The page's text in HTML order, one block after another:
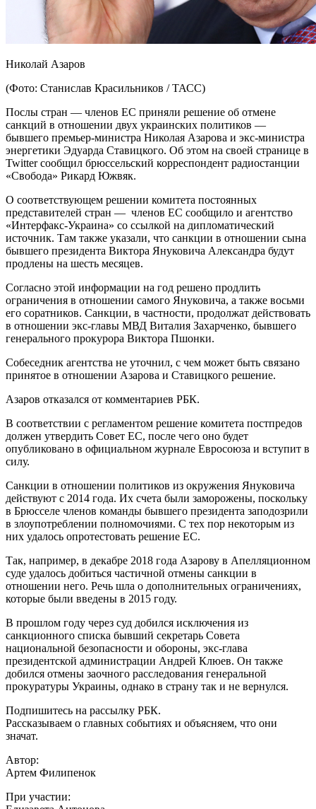
Николай Азаров
(Фото: Станислав Красильников / ТАСС)
Послы стран — членов ЕС приняли решение об отмене
санкций в отношении двух украинских политиков —
бывшего премьер-министра Николая Азарова и экс-министра
энергетики Эдуарда Ставицкого. Об этом на своей странице в
Twitter сообщил брюссельский корреспондент радиостанции
«Свобода» Рикард Южвяк.
О соответствующем решении комитета постоянных
представителей стран — членов ЕС сообщило и агентство
«Интерфакс-Украина» со ссылкой на дипломатический
источник. Там также указали, что санкции в отношении сына
бывшего президента Виктора Януковича Александра будут
продлены на шесть месяцев.
Согласно этой информации на год решено продлить
ограничения в отношении самого Януковича, а также восьми
его соратников. Санкции, в частности, продолжат действовать
в отношении экс-главы МВД Виталия Захарченко, бывшего
генерального прокурора Виктора Пшонки.
Собеседник агентства не уточнил, с чем может быть связано
принятое в отношении Азарова и Ставицкого решение.
Азаров отказался от комментариев РБК.
В соответствии с регламентом решение комитета постпредов
должен утвердить Совет ЕС, после чего оно будет
опубликовано в официальном журнале Евросоюза и вступит в
силу.
Санкции в отношении политиков из окружения Януковича
действуют с 2014 года. Их счета были заморожены, поскольку
в Брюсселе членов команды бывшего президента заподозрили
в злоупотреблении полномочиями. С тех пор некоторым из
них удалось опротестовать решение ЕС.
Так, например, в декабре 2018 года Азарову в Апелляционном
суде удалось добиться частичной отмены санкции в
отношении него. Речь шла о дополнительных ограничениях,
которые были введены в 2015 году.
В прошлом году через суд добился исключения из
санкционного списка бывший секретарь Совета
национальной безопасности и обороны, экс-глава
президентской администрации Андрей Клюев. Он также
добился отмены заочного расследования генеральной
прокуратуры Украины, однако в страну так и не вернулся.
Подпишитесь на рассылку РБК.
Рассказываем о главных событиях и объясняем, что они
значат.
Автор:
Артем Филипенок
При участии: